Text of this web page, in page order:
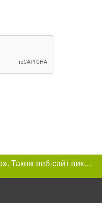
Цей сайт використовує «cookies». Також веб-сайт використовує інтернет-сервіс для збору технічних даних стосовно відвідувачів з метою отримання маркетингової та статистичної інформації. Умови обробки даних відвідувачів сайту див.